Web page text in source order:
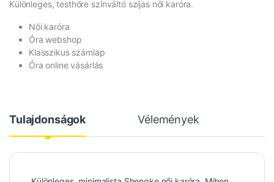
Különleges, testhőre színváltó szíjas női karóra.
Női karóra
Óra webshop
Klasszikus számlap
Óra online vásárlás
Tulajdonságok Vélemények